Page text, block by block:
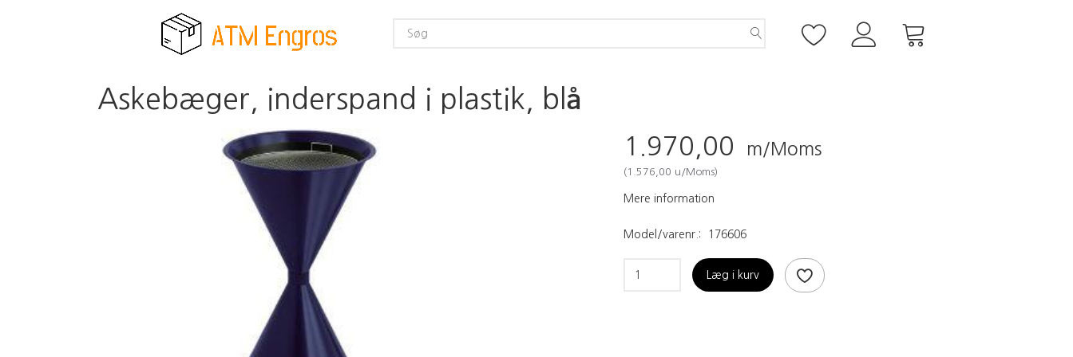
Askebæger, inderspand i plastik, blå
1.970,00 m/Moms
(1.576,00 u/Moms)
Mere information
Model/varenr.: 176606
Læg i kurv